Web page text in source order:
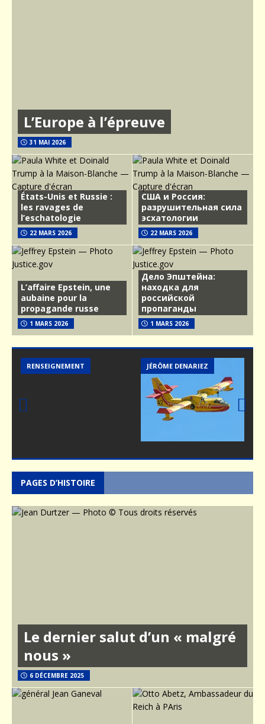
L’Europe à l’épreuve
31 MAI 2026
États-Unis et Russie :
les ravages de
l’eschatologie
22 MARS 2026
США и Россия:
разрушительная сила
эсхатологии
22 MARS 2026
L’affaire Epstein, une
aubaine pour la
propagande russe
1 MARS 2026
Дело Эпштейна:
находка для
российской
пропаганды
1 MARS 2026
MER MER
PAGES D’HISTOIRE
Le dernier salut d’un « malgré
nous »
6 DÉCEMBRE 2025